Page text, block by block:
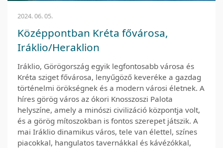
2024. 06. 05.
Középpontban Kréta fővárosa,
Iráklio/Heraklion
Iráklio, Görögország egyik legfontosabb városa és
Kréta sziget fővárosa, lenyűgöző keveréke a gazdag
történelmi örökségnek és a modern városi életnek. A
híres görög város az ókori Knosszoszi Palota
helyszíne, amely a minószi civilizáció központja volt,
és a görög mítoszokban is fontos szerepet játszik. A
mai Iráklio dinamikus város, tele van élettel, színes
piacokkal, hangulatos tavernákkal és kávézókkal,